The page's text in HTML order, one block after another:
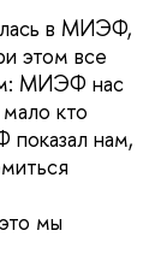
в МИЭФ,
этом все
МИЭФ нас
кто
нам,
мы